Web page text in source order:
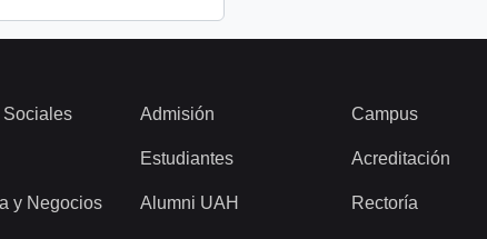
y Negocios
Admisión
Estudiantes
Alumni UAH
Campus
Acreditación
Rectoría